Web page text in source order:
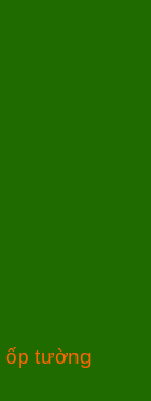
ốp tường